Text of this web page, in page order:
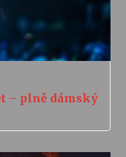
– plně dámský